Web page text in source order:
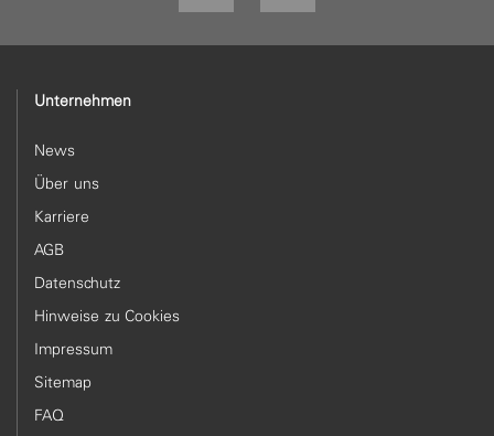
Unternehmen
News
Über uns
Karriere
AGB
Datenschutz
Hinweise zu Cookies
Impressum
Sitemap
FAQ